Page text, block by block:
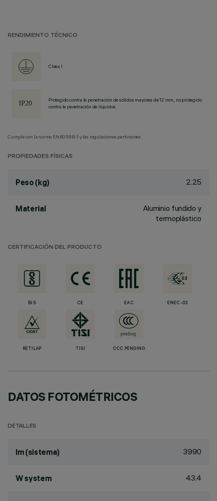
RENDIMIENTO TÉCNICO
Class I
Protegido contra la penetración de sólidos mayores de 12 mm, no protegido
contra la penetración de líquidos.
Cumple con la norma EN60598-1 y las regulaciones pertinentes.
PROPIEDADES FÍSICAS
Peso (kg) 2.25
Material
Aluminio fundido y
termoplástico
CERTIFICACIÓN DEL PRODUCTO
BIS CE EAC ENEC-03
RETILAP TISI CCC PENDING
DATOS FOTOMÉTRICOS
DETALLES
lm (sistema) 3990
W system 43.4